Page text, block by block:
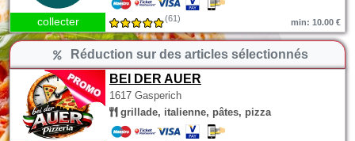
collecter (61) min: 10.00 €
Réduction sur des articles sélectionnés
BEI DER AUER
1617 Gasperich
grillade, italienne, pâtes, pizza